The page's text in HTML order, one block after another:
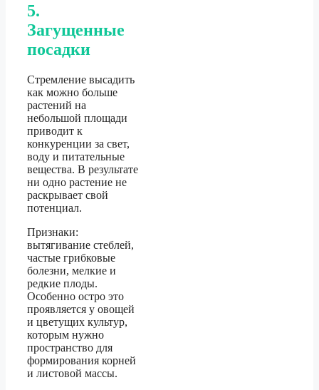
5.
Загущенные
посадки
Стремление высадить
как можно больше
растений на
небольшой площади
приводит к
конкуренции за свет,
воду и питательные
вещества. В результате
ни одно растение не
раскрывает свой
потенциал.
Признаки:
вытягивание стеблей,
частые грибковые
болезни, мелкие и
редкие плоды.
Особенно остро это
проявляется у овощей
и цветущих культур,
которым нужно
пространство для
формирования корней
и листовой массы.